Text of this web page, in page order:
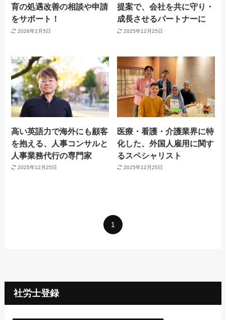
育の処遇改善の相談や申請
をサポート！
2026年2月5日
提案で、会社を共に守り・
成長させるパートナーに
2025年12月25日
高い英語力で海外にも顧客
を抱える、人事コンサルと
人事業務代行の専門家
2025年12月25日
医療・看護・介護業界に特
化した、外国人雇用に関す
るスペシャリスト
2025年12月25日
1
社労士登録